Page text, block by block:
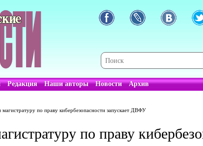
Редакция Наши авторы Новости Архив
по праву кибербезопасности запускает ДВФУ
по праву